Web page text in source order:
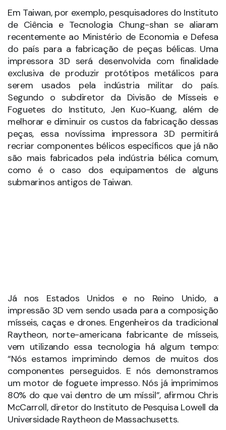
Em Taiwan, por exemplo, pesquisadores do Instituto
de Ciência e Tecnologia Chung-shan se aliaram
recentemente ao Ministério de Economia e Defesa
do país para a fabricação de peças bélicas. Uma
impressora 3D será desenvolvida com finalidade
exclusiva de produzir protótipos metálicos para
serem usados pela indústria militar do país.
Segundo o subdiretor da Divisão de Mísseis e
Foguetes do Instituto, Jen Kuo-Kuang, além de
melhorar e diminuir os custos da fabricação dessas
peças, essa novíssima impressora 3D permitirá
recriar componentes bélicos específicos que já não
são mais fabricados pela indústria bélica comum,
como é o caso dos equipamentos de alguns
submarinos antigos de Taiwan.
vem utilizando essa tecnologia há algum tempo:
“Nós estamos imprimindo demos de muitos dos
componentes perseguidos. E nós demonstramos
um motor de foguete impresso. Nós já imprimimos
80% do que vai dentro de um míssil”, afirmou Chris
McCarroll, diretor do Instituto de Pesquisa Lowell da
Universidade Raytheon de Massachusetts.